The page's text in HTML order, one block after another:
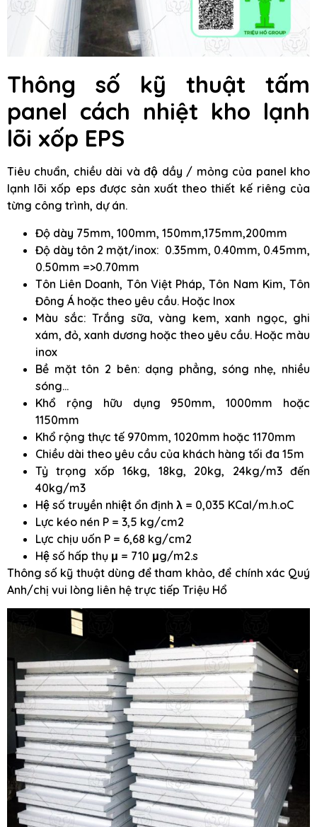
Thông số kỹ thuật tấm
panel cách nhiệt kho lạnh
lõi xốp EPS
Tiêu chuẩn, chiều dài và độ dầy / mỏng của panel kho
lạnh lõi xốp eps được sản xuất theo thiết kế riêng của
từng công trình, dự án.
Độ dày 75mm, 100mm, 150mm,175mm,200mm
Độ dày tôn 2 mặt/inox: 0.35mm, 0.40mm, 0.45mm,
0.50mm =>0.70mm
Tôn Liên Doanh, Tôn Việt Pháp, Tôn Nam Kim, Tôn
Đông Á hoặc theo yêu cầu. Hoặc Inox
Màu sắc: Trắng sữa, vàng kem, xanh ngọc, ghi
xám, đỏ, xanh dương hoặc theo yêu cầu. Hoặc màu
inox
Bề mặt tôn 2 bên: dạng phẳng, sóng nhẹ, nhiều
sóng…
Khổ rộng hữu dụng 950mm, 1000mm hoặc
1150mm
Khổ rộng thực tế 970mm, 1020mm hoặc 1170mm
Chiều dài theo yêu cầu của khách hàng tối đa 15m
Tỷ trọng xốp 16kg, 18kg, 20kg, 24kg/m3 đến
40kg/m3
Hệ số truyền nhiệt ổn định λ = 0,035 KCal/m.h.oC
Lực kéo nén P = 3,5 kg/cm2
Lực chịu uốn P = 6,68 kg/cm2
Hệ số hấp thụ μ = 710 μg/m2.s
Thông số kỹ thuật dùng để tham khảo, để chính xác Quý
Anh/chị vui lòng liên hệ trực tiếp Triệu Hổ